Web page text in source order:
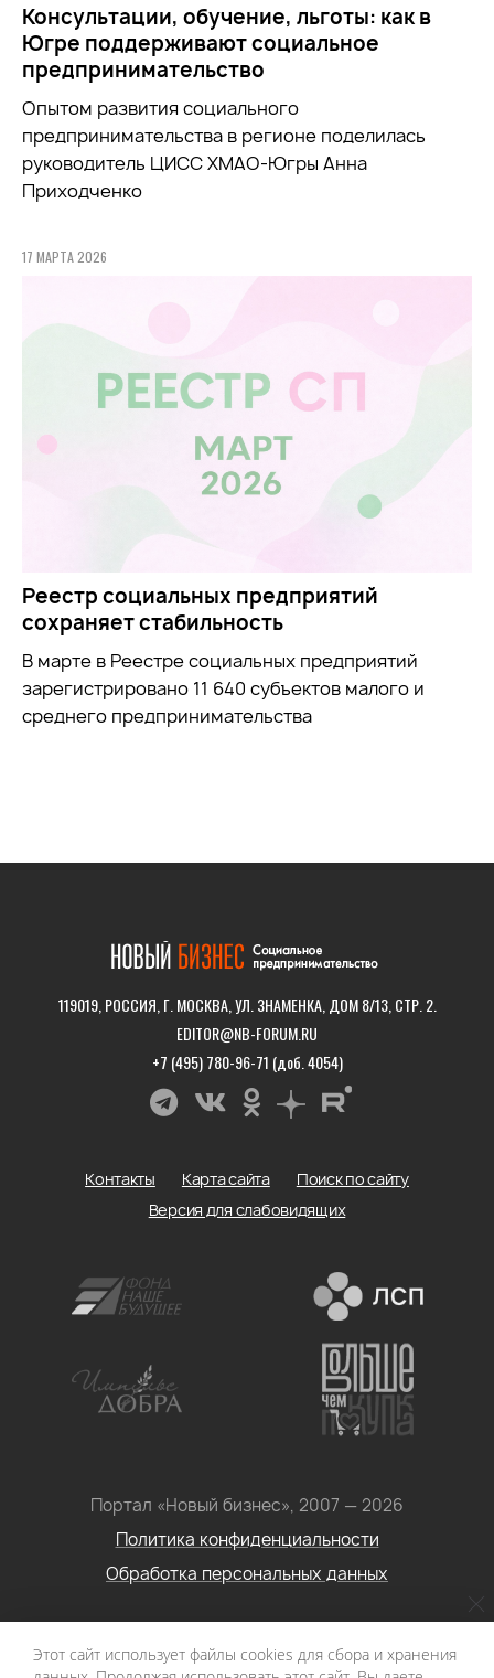
Консультации, обучение, льготы: как в
Югре поддерживают социальное
предпринимательство
Опытом развития социального
предпринимательства в регионе поделилась
руководитель ЦИСС ХМАО-Югры Анна
Приходченко
17 МАРТА 2026
Реестр социальных предприятий
сохраняет стабильность
В марте в Реестре социальных предприятий
зарегистрировано 11 640 субъектов малого и
среднего предпринимательства
119019, РОССИЯ, Г. МОСКВА, УЛ. ЗНАМЕНКА, ДОМ 8/13, СТР. 2.
EDITOR@NB-FORUM.RU
+7 (495) 780-96-71 (доб. 4054)
Портал «Новый бизнес», 2007 — 2026
Политика конфиденциальности
Обработка персональных данных
Контакты Карта сайта
Поиск по сайту
Версия для слабовидящих
Условия использования информации с сайта: Материалы
портала «Новый бизнес. Социальное
Этот сайт использует файлы cookies для сбора и хранения